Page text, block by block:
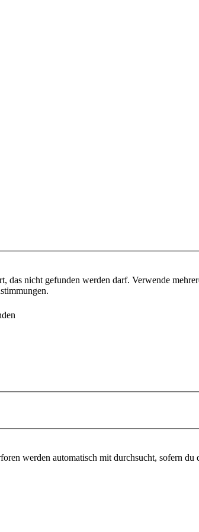
das nicht gefunden werden darf. Verwende
werden automatisch mit durchsucht, sofern